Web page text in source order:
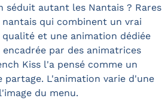
séduit autant les Nantais ? Rares
qui combinent un vrai
et une animation dédiée
par des animatrices
Kiss l'a pensé comme un
L'animation varie d'une
du menu.